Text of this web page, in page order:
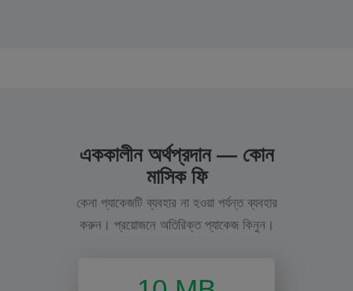
এককালীন অর্থপ্রদান — কোন
মাসিক ফি
কেনা প্যাকেজটি ব্যবহার না হওয়া পর্যন্ত ব্যবহার
করুন। প্রয়োজনে অতিরিক্ত প্যাকেজ কিনুন।